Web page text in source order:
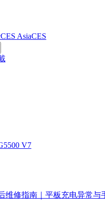
CES AsiaCES
V7
维修指南｜平板充电异常与